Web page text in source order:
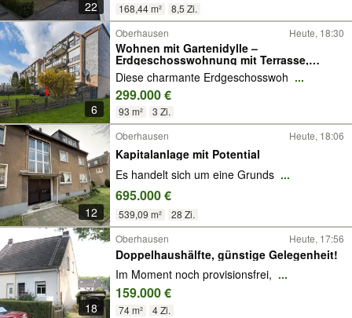
22 168,44 m² 8,5 Zi.
6
Oberhausen Heute, 18:30
Wohnen mit Gartenidylle –
Erdgeschosswohnung mit Terrasse,
Garten und Garage
Diese charmante Erdgeschosswoh ...
299.000 €
93 m² 3 Zi.
12
Oberhausen Heute, 18:06
Kapitalanlage mit Potential
Es handelt sich um eine Grunds ...
695.000 €
539,09 m² 28 Zi.
18
Oberhausen Heute, 17:56
Doppelhaushälfte, günstige Gelegenheit!
Im Moment noch provisionsfrei, ...
159.000 €
74 m² 4 Zi.